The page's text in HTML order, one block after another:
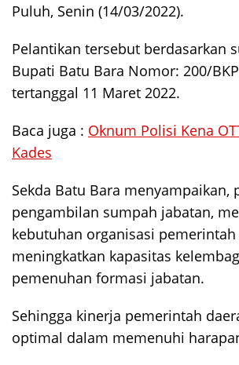
Puluh, Senin (14/03/2022).
Pelantikan tersebut berdasarkan
Bupati Batu Bara Nomor: 200/
tertanggal 11 Maret 2022.
Baca juga : Oknum Polisi Kena
Kades
Sekda Batu Bara menyampaikan,
pengambilan sumpah jabatan,
kebutuhan organisasi
meningkatkan kapasitas
pemenuhan formasi jabatan.
Sehingga kinerja pemerintah
optimal dalam memenuhi